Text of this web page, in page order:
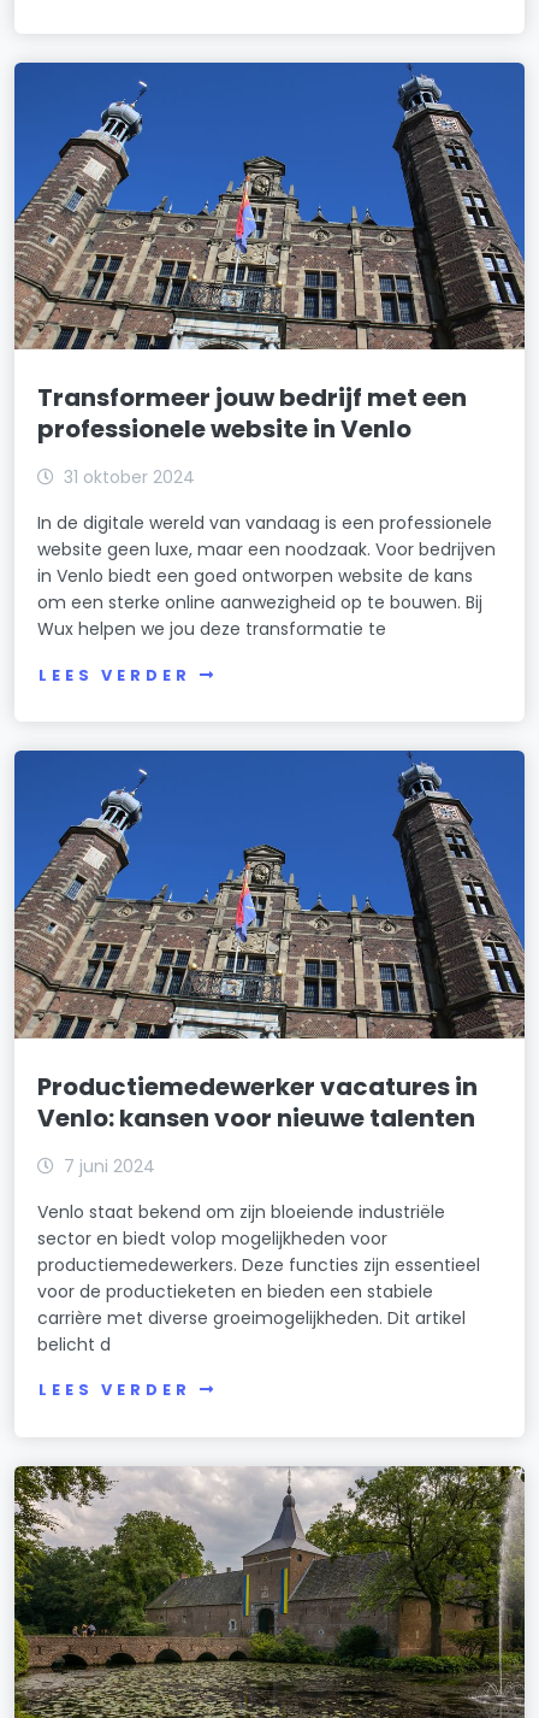
Transformeer jouw bedrijf met een
professionele website in Venlo
31 oktober 2024
In de digitale wereld van vandaag is een professionele
website geen luxe, maar een noodzaak. Voor bedrijven
in Venlo biedt een goed ontworpen website de kans
om een sterke online aanwezigheid op te bouwen. Bij
Wux helpen we jou deze transformatie te
LEES VERDER
Productiemedewerker vacatures in
Venlo: kansen voor nieuwe talenten
7 juni 2024
Venlo staat bekend om zijn bloeiende industriële
sector en biedt volop mogelijkheden voor
productiemedewerkers. Deze functies zijn essentieel
voor de productieketen en bieden een stabiele
carrière met diverse groeimogelijkheden. Dit artikel
belicht d
LEES VERDER